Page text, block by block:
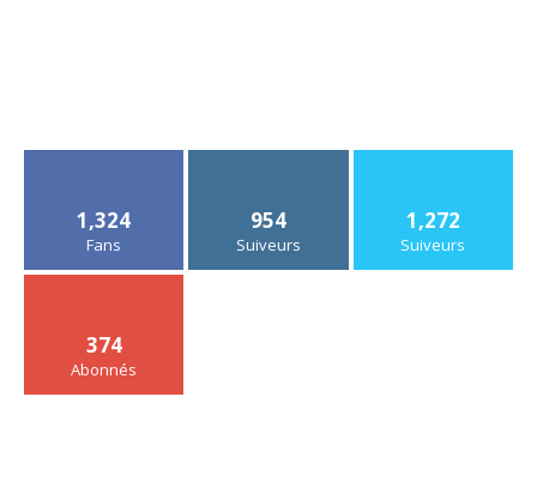
1,324
Fans
954
Suiveurs
1,272
Suiveurs
374
Abonnés